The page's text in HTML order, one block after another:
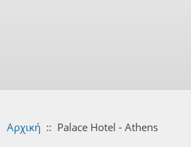
Αρχική :: Palace Hotel - Athens